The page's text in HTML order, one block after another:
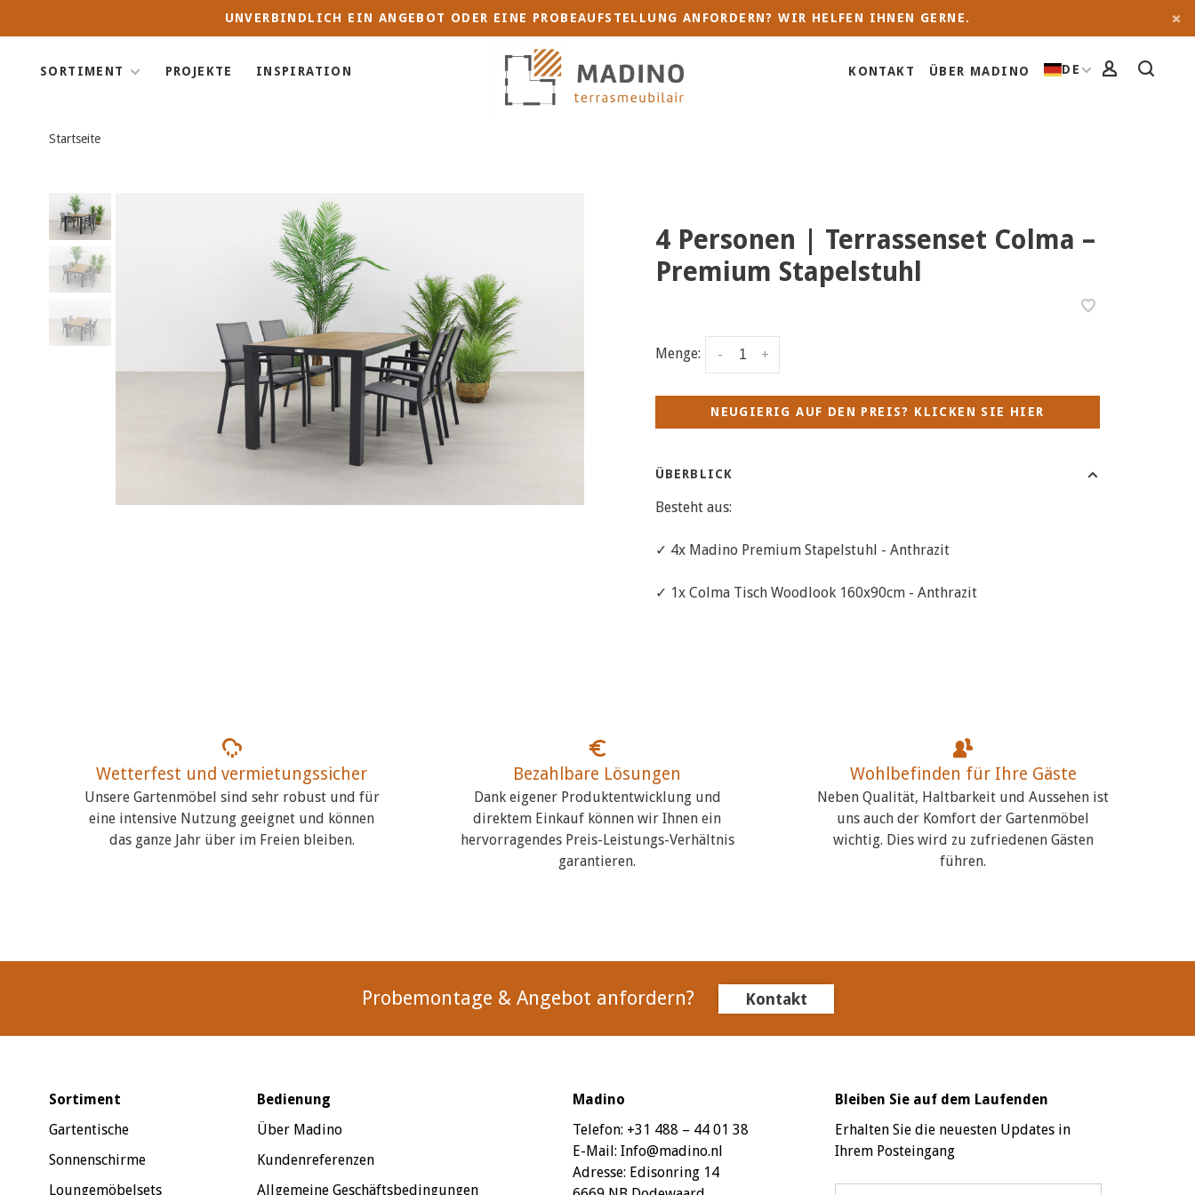
UNVERBINDLICH EIN ANGEBOT ODER EINE PROBEAUFSTELLUNG ANFORDERN? WIR HELFEN IHNEN GERNE.
SORTIMENT PROJEKTE INSPIRATION KONTAKT ÜBER MADINO DE
Startseite
4 Personen | Terrassenset Colma –
Premium Stapelstuhl
Menge: +
-
NEUGIERIG AUF DEN PREIS? KLICKEN SIE HIER
ÜBERBLICK
Besteht aus:
✓ 4x Madino Premium Stapelstuhl - Anthrazit
✓ 1x Colma Tisch Woodlook 160x90cm - Anthrazit
Wetterfest und vermietungssicher
Unsere Gartenmöbel sind sehr robust und für
eine intensive Nutzung geeignet und können
das ganze Jahr über im Freien bleiben.
Bezahlbare Lösungen
Dank eigener Produktentwicklung und
direktem Einkauf können wir Ihnen ein
hervorragendes Preis-Leistungs-Verhältnis
garantieren.
Wohlbefinden für Ihre Gäste
Neben Qualität, Haltbarkeit und Aussehen ist
uns auch der Komfort der Gartenmöbel
wichtig. Dies wird zu zufriedenen Gästen
führen.
Probemontage & Angebot anfordern? Kontakt
Sortiment
Gartentische
Sonnenschirme
Loungemöbelsets
Bedienung
Über Madino
Kundenreferenzen
Allgemeine Geschäftsbedingungen
Madino
Telefon: +31 488 – 44 01 38
E-Mail:Info@madino.nl
Adresse: Edisonring 14
Bleiben Sie auf dem Laufenden
Erhalten Sie die neuesten Updates in
Ihrem Posteingang